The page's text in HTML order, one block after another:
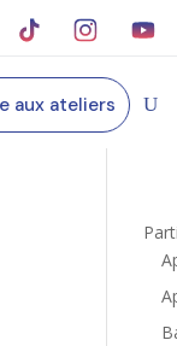
aux ateliers